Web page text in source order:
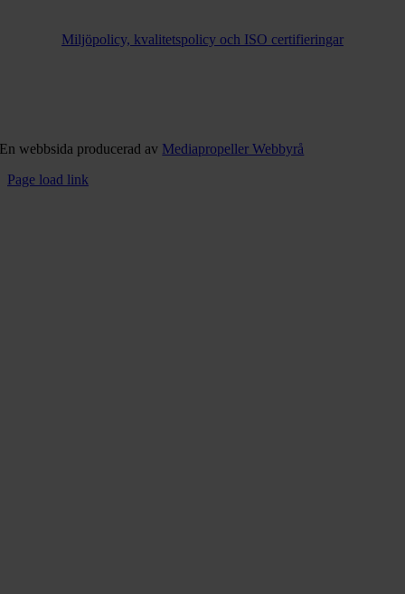
Miljöpolicy, kvalitetspolicy och ISO certifieringar
En webbsida producerad av Mediapropeller Webbyrå
Page load link